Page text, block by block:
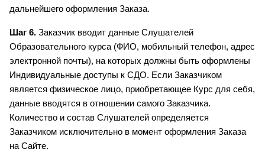
дальнейшего оформления Заказа.
Шаг 6. Заказчик вводит данные Слушателей
Образовательного курса (ФИО, мобильный телефон, адрес
электронной почты), на которых должны быть оформлены
Индивидуальные доступы к СДО. Если Заказчиком
является физическое лицо, приобретающее Курс для себя,
данные вводятся в отношении самого Заказчика.
Количество и состав Слушателей определяется
Заказчиком исключительно в момент оформления Заказа
на Сайте.